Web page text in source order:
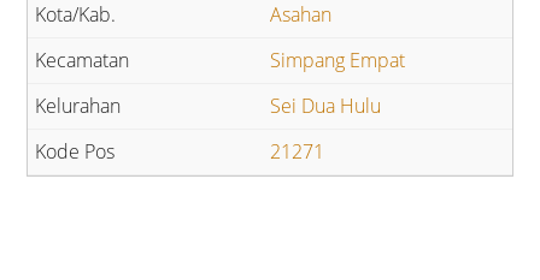
Asahan
Simpang Empat
Sei Dua Hulu
21271